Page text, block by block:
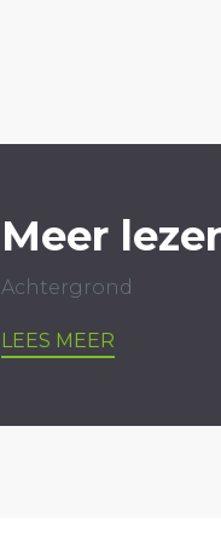
Meer
Achtergrond
LEES MEER